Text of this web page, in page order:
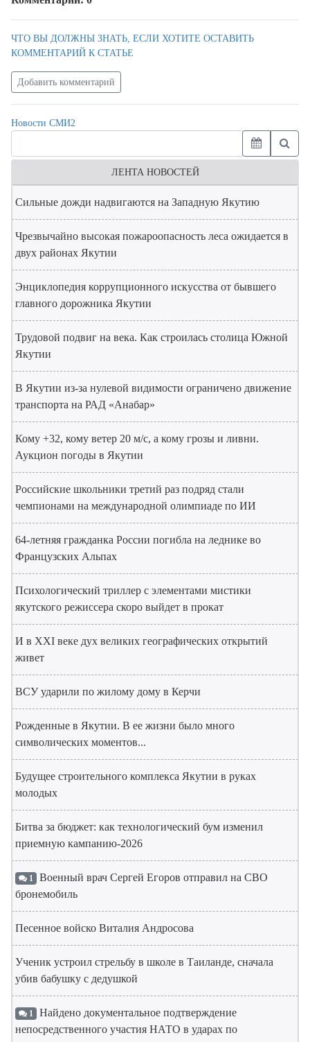
ЧТО ВЫ ДОЛЖНЫ ЗНАТЬ, ЕСЛИ ХОТИТЕ ОСТАВИТЬ
КОММЕНТАРИЙ К СТАТЬЕ
Добавить комментарий
Новости СМИ2
ЛЕНТА НОВОСТЕЙ
Сильные дожди надвигаются на Западную Якутию
Чрезвычайно высокая пожароопасность леса ожидается в
двух районах Якутии
Энциклопедия коррупционного искусства от бывшего
главного дорожника Якутии
Трудовой подвиг на века. Как строилась столица Южной
Якутии
В Якутии из-за нулевой видимости ограничено движение
транспорта на РАД «Анабар»
Кому +32, кому ветер 20 м/с, а кому грозы и ливни.
Аукцион погоды в Якутии
Российские школьники третий раз подряд стали
чемпионами на международной олимпиаде по ИИ
64-летняя гражданка России погибла на леднике во
Французских Альпах
Психологический триллер с элементами мистики
якутского режиссера скоро выйдет в прокат
И в XXI веке дух великих географических открытий
живет
ВСУ ударили по жилому дому в Керчи
Рожденные в Якутии. В ее жизни было много
символических моментов...
Будущее строительного комплекса Якутии в руках
молодых
Битва за бюджет: как технологический бум изменил
приемную кампанию-2026
1 Военный врач Сергей Егоров отправил на СВО
бронемобиль
Песенное войско Виталия Андросова
Ученик устроил стрельбу в школе в Таиланде, сначала
убив бабушку с дедушкой
1 Найдено документальное подтверждение
непосредственного участия НАТО в ударах по